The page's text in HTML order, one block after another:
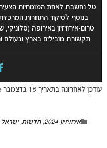
טל נחשבת לאחת המומחיות
בנוסף לסיקור התחרות המרכזית,
טרום-אירוויזיון באירופה
תקשורת מובילים בארץ ובעולם
עודכן לאחרונה בתאריך 18 בדצמבר 2025 02:46 על ידי
אירוויזיון 2024 ,חדשות,ישראל